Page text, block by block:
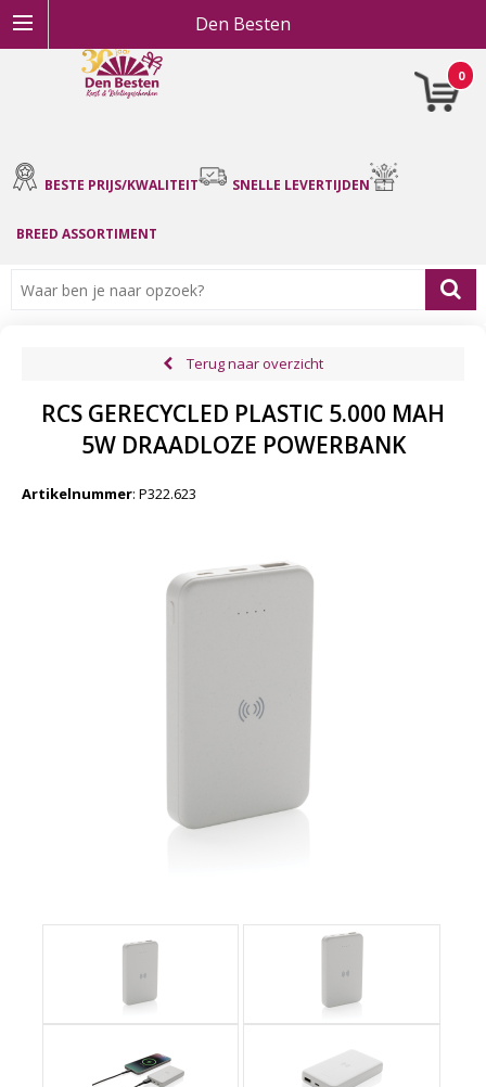
Den Besten
0
BESTE PRIJS/KWALITEIT SNELLE LEVERTIJDEN
BREED ASSORTIMENT
Terug naar overzicht
RCS GERECYCLED PLASTIC 5.000 MAH
5W DRAADLOZE POWERBANK
Artikelnummer: P322.623